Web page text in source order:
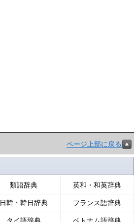
ページ上部に戻る
類語辞典 英和・和英辞典
日韓・韓日辞典 フランス語辞典